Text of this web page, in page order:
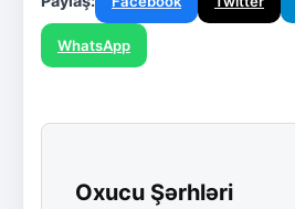
WhatsApp
Oxucu Şərhləri